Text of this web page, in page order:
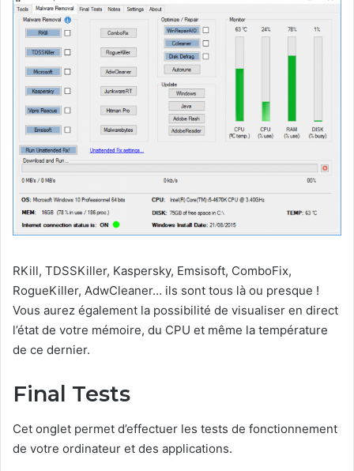
RKill, TDSSKiller, Kaspersky, Emsisoft, ComboFix,
RogueKiller, AdwCleaner… ils sont tous là ou presque !
Vous aurez également la possibilité de visualiser en direct
l’état de votre mémoire, du CPU et même la température
de ce dernier.
Final Tests
Cet onglet permet d’effectuer les tests de fonctionnement
de votre ordinateur et des applications.